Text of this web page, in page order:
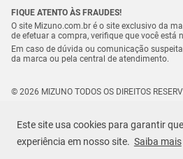
Este site usa cookies para garantir
experiência em nosso site. Saiba mais
FIQUE ATENTO ÀS FRAUDES!
O site Mizuno.com.br é o site exclusivo da
de efetuar a compra, verifique que você está
Em caso de dúvida ou comunicação
da marca ou pela central de atendimento.
© 2026 MIZUNO TODOS OS DIREITOS
Estrada Municipal Luiz Lopes Neto, n.º 21 –
Extrema/MG